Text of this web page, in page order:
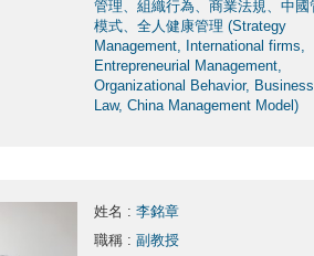
管理、組織行為、商業法規、中國
模式、全人健康管理 (Strategy
Management, International firms,
Entrepreneurial Management,
Organizational Behavior, Business
Law, China Management Model)
姓名 : 李銘章
職稱 : 副教授